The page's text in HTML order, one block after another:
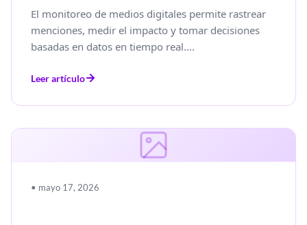
El monitoreo de medios digitales permite rastrear
menciones, medir el impacto y tomar decisiones
basadas en datos en tiempo real....
Leer artículo
• mayo 17, 2026